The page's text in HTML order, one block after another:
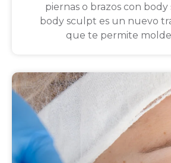
piernas o brazos con body
body sculpt es un nuevo
que te permite